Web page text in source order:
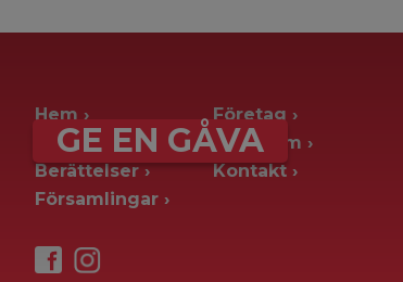
GE EN GÅVA
Hem
Ge en gåva
Berättelser
Församlingar
Företag
Pressrum
Kontakt